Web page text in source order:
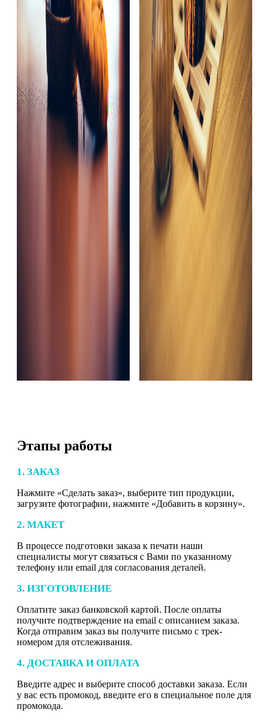
Этапы работы
1. ЗАКАЗ
Нажмите «Сделать заказ», выберите тип продукции,
загрузите фотографии, нажмите «Добавить в корзину».
2. МАКЕТ
В процессе подготовки заказа к печати наши
специалисты могут связаться с Вами по указанному
телефону или email для согласования деталей.
3. ИЗГОТОВЛЕНИЕ
Оплатите заказ банковской картой. После оплаты
получите подтверждение на email с описанием заказа.
Когда отправим заказ вы получите письмо с трек-
номером для отслеживания.
4. ДОСТАВКА И ОПЛАТА
Введите адрес и выберите способ доставки заказа. Если
у вас есть промокод, введите его в специальное поле для
промокода.